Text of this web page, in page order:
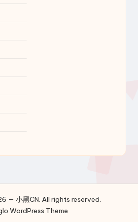
— 小黑CN. All rights reserved.
WordPress Theme